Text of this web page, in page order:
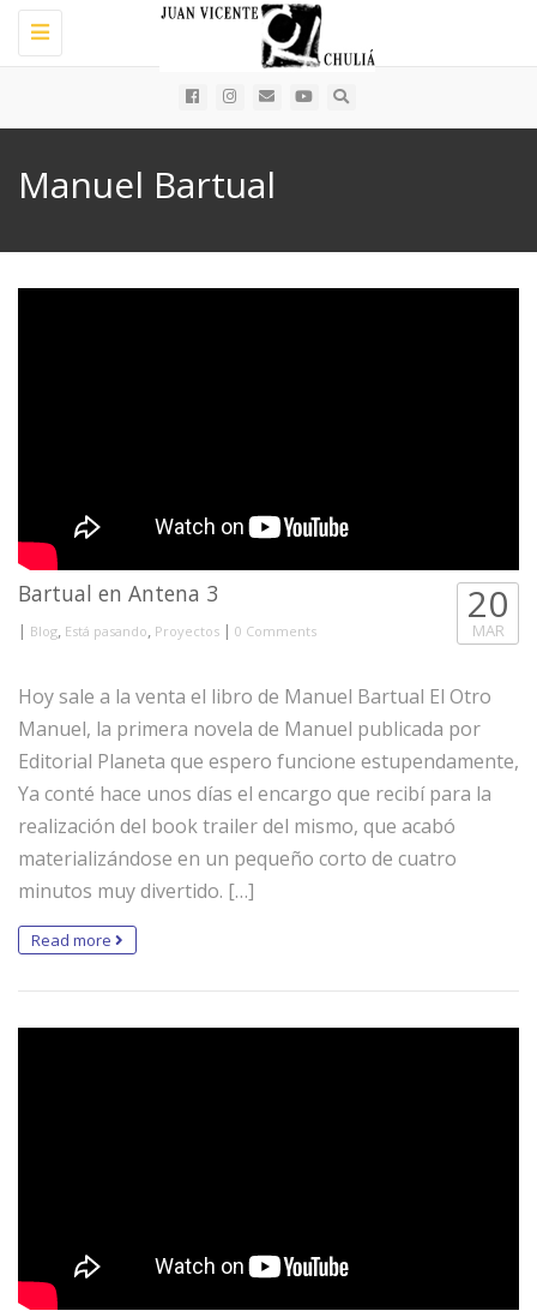
Toggle
navigation
Manuel Bartual
Bartual en Antena 3
| Blog, Está pasando, Proyectos | 0 Comments
20
MAR
Hoy sale a la venta el libro de Manuel Bartual El Otro
Manuel, la primera novela de Manuel publicada por
Editorial Planeta que espero funcione estupendamente,
Ya conté hace unos días el encargo que recibí para la
realización del book trailer del mismo, que acabó
materializándose en un pequeño corto de cuatro
minutos muy divertido. […]
Read more